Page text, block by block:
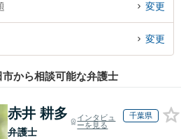
護士に相談予約したい』などでお困りの相
変更
変更
から相談可能な弁護士
赤井 耕多
弁護士
インタビュ
ーを見る
千葉県